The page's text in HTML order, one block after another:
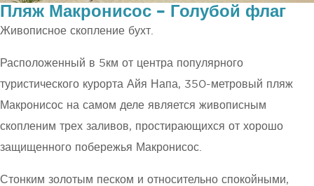
Пляж Макронисос – Голубой флаг
Живописное скопление бухт.
Расположенный в 5км от центра популярного
туристического курорта Айя Напа, 350-метровый пляж
Макронисос на самом деле является живописным
скопленим трех заливов, простирающихся от хорошо
защищенного побережья Макронисос.
Стонким золотым песком и относительно спокойными,